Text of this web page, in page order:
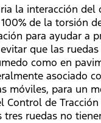
la interacción
de la torsión
para ayudar a
que las
como en
asociado
móviles, para un
Control de
ruedas no